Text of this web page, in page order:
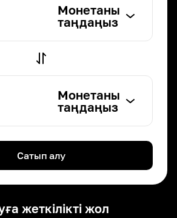
жеткілікті жол
Монетаны
таңдаңыз
Монетаны
таңдаңыз
Сатып алу